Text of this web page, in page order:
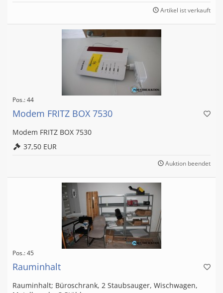
Artikel ist verkauft
Pos.: 44
Modem FRITZ BOX 7530
Modem FRITZ BOX 7530
37,50 EUR
Auktion beendet
Pos.: 45
Rauminhalt
Rauminhalt; Büroschrank, 2 Staubsauger, Wischwagen,